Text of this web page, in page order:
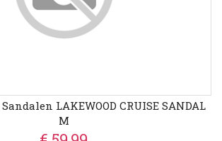
LAKEWOOD CRUISE SANDAL
M